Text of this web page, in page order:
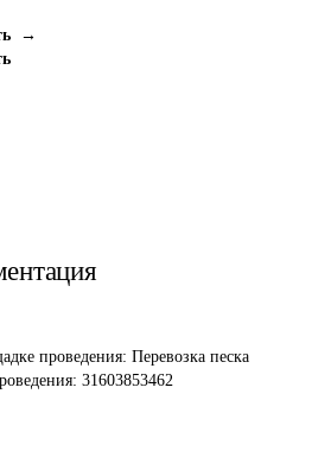
→
проведения: Перевозка песка
31603853462